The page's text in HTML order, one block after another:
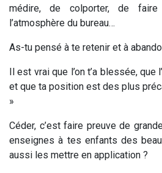
médire, de colporter, de
l’atmosphère du bureau…
As-tu pensé à te retenir et à
Il est vrai que l’on t’a blessée, que
et que ta position est des plus
»
Céder, c’est faire preuve de
enseignes à tes enfants des
aussi les mettre en application ?